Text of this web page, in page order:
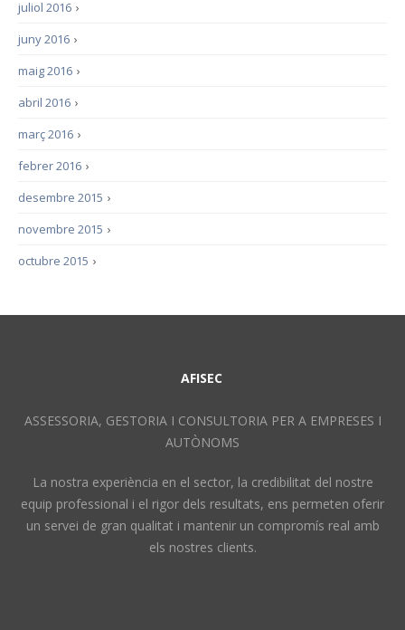
›
juliol 2016
›
juny 2016
›
maig 2016
›
abril 2016
›
març 2016
›
febrer 2016
›
desembre 2015
›
novembre 2015
›
octubre 2015
AFISEC
ASSESSORIA, GESTORIA I CONSULTORIA PER A EMPRESES I
AUTÒNOMS
La nostra experiència en el sector, la credibilitat del nostre
equip professional i el rigor dels resultats, ens permeten oferir
un servei de gran qualitat i mantenir un compromís real amb
els nostres clients.